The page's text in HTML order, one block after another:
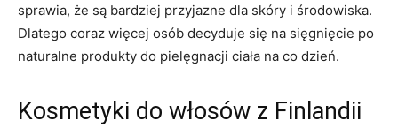
sprawia, że⁣ są bardziej przyjazne dla skóry i środowiska.
Dlatego coraz więcej ⁢osób decyduje się ⁤na sięgnięcie po
naturalne produkty ⁤do pielęgnacji ciała⁤ na co ‍dzień.
Kosmetyki​ do​ włosów z‍ Finlandii